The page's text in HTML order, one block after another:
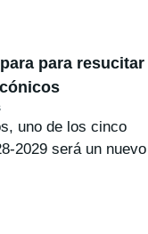
para resucitar
uno de los cinco
2029 será un nuevo